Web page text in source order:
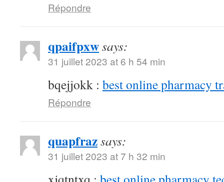
Répondre
qpaifpxwsays:
31 juillet 2023 at 6 h 54 min
bqejjokk : best online pharmacy
Répondre
quapfrazsays:
31 juillet 2023 at 7 h 32 min